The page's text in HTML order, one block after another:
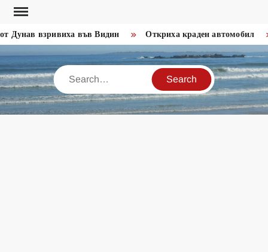
Skip
content
Дунав взривиха във Видин Откриха краден автомобил
Search